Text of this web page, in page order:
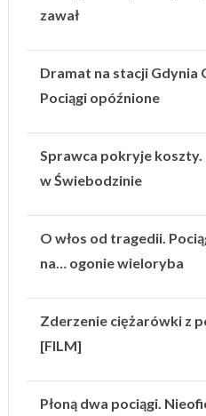
zawał
Dramat na stacji Gdynia
Pociągi opóźnione
Sprawca pokryje
w Świebodzinie
O włos od tragedii.
na… ogonie wieloryba
Zderzenie ciężarówki z
[FILM]
Płoną dwa pociągi.